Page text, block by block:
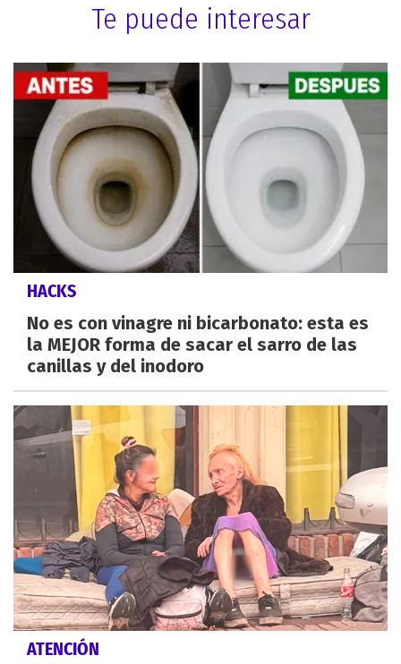
Te puede interesar
HACKS
No es con vinagre ni bicarbonato: esta es
la MEJOR forma de sacar el sarro de las
canillas y del inodoro
ATENCIÓN